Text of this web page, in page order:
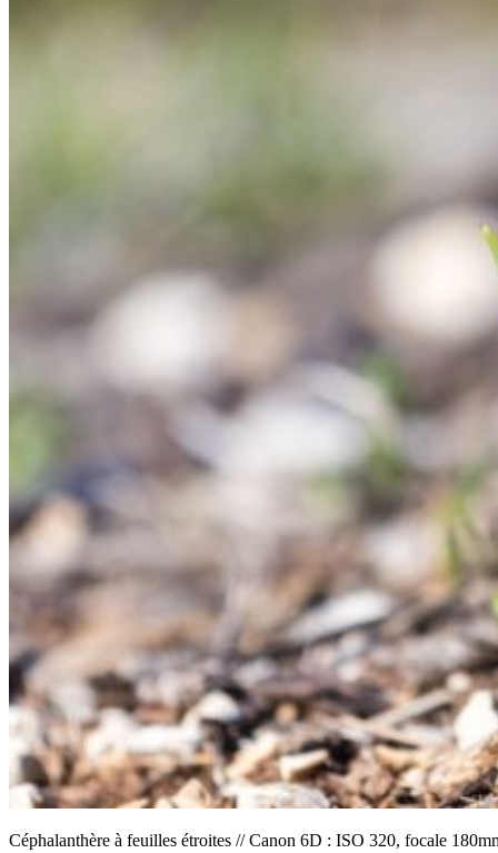
Céphalanthère à feuilles étroites // Canon 6D : ISO 320, focale